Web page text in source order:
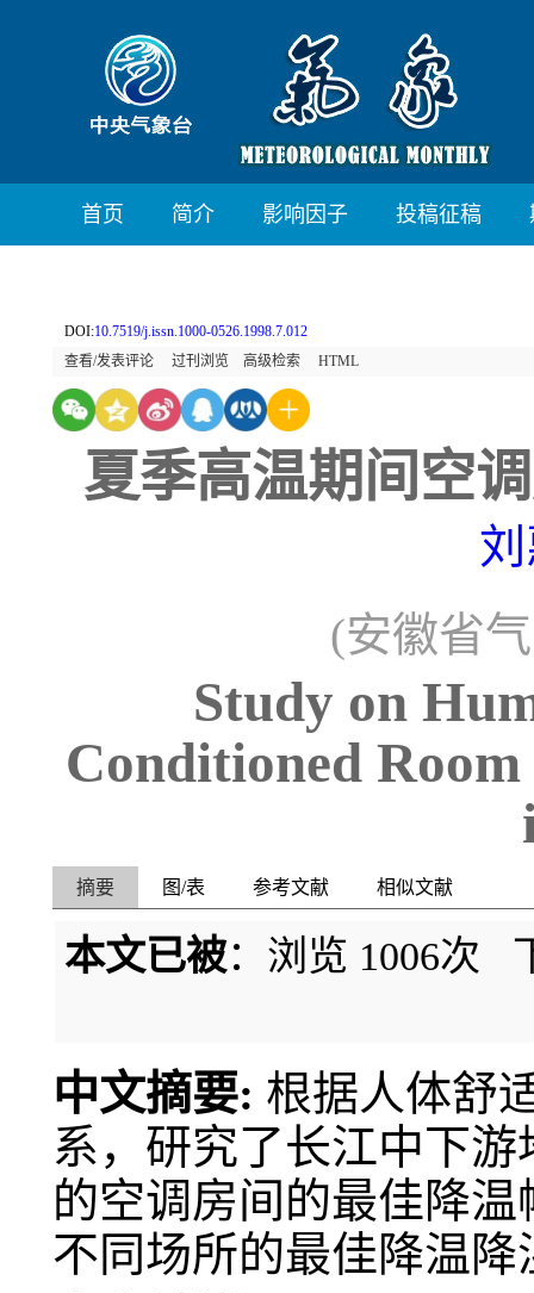
首页 简介 影响因子 投稿征稿
DOI:10.7519/j.issn.1000-0526.1998.7.012
查看/发表评论
过刊浏览 高级检索 HTML
夏季高温期间空
(安徽省
Study on
Conditioned
摘要 图/表 参考文献 相似文献
本文已被：浏览 1006次
中文摘要: 根据人体舒
系，研究了长江中下
的空调房间的最佳降
不同场所的最佳降温降